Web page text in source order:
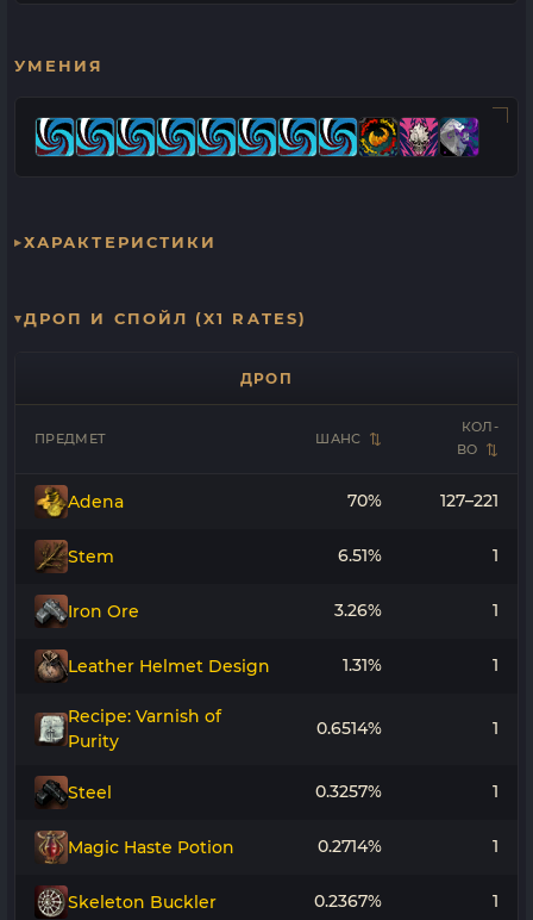
УМЕНИЯ
ХАРАКТЕРИСТИКИ
ДРОП И СПОЙЛ (X1 RATES)
ДРОП
ПРЕДМЕТ ШАНС
КОЛ-
ВО
Adena 70% 127–221
Stem 6.51% 1
Iron Ore 3.26% 1
Leather Helmet Design 1.31% 1
Recipe: Varnish of
Purity
0.6514% 1
Steel 0.3257% 1
Magic Haste Potion 0.2714% 1
Skeleton Buckler 0.2367% 1